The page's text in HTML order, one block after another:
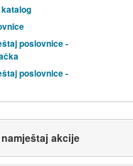
poslovnice -
poslovnice -
akcije